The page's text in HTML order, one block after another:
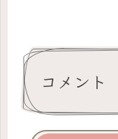
コメント